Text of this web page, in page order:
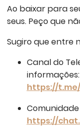
Ao baixar para
seus. Peço que
Sugiro que entre
Canal do
informações:
https://
https://